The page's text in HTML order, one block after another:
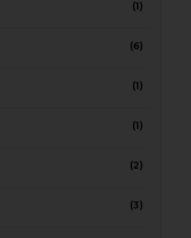
(1)
(6)
(1)
(1)
(2)
(3)